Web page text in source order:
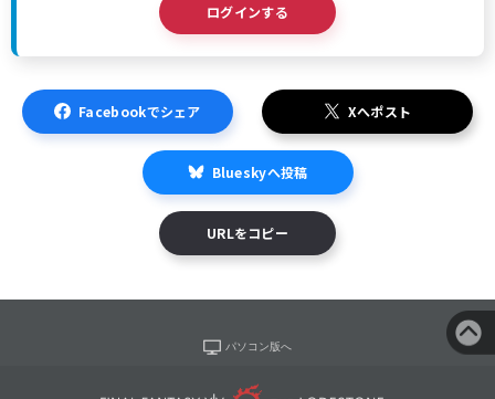
ログインする
Facebookでシェア Xへポスト
Blueskyへ投稿
URLをコピー
パソコン版へ